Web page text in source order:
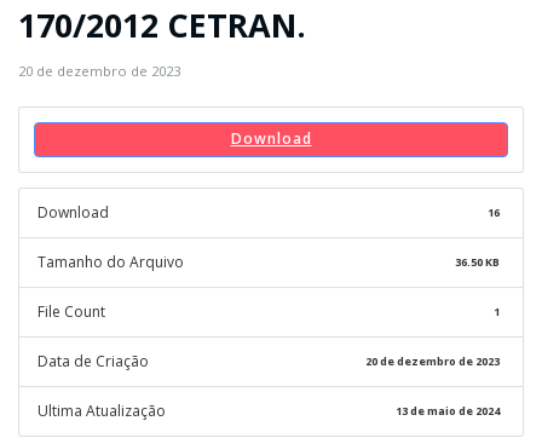
170/2012 CETRAN.
20 de dezembro de 2023
Download
Download 16
Tamanho do Arquivo 36.50 KB
File Count 1
Data de Criação 20 de dezembro de 2023
Ultima Atualização 13 de maio de 2024